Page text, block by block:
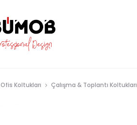
Ofis Koltukları Çalışma & Toplantı Koltukları